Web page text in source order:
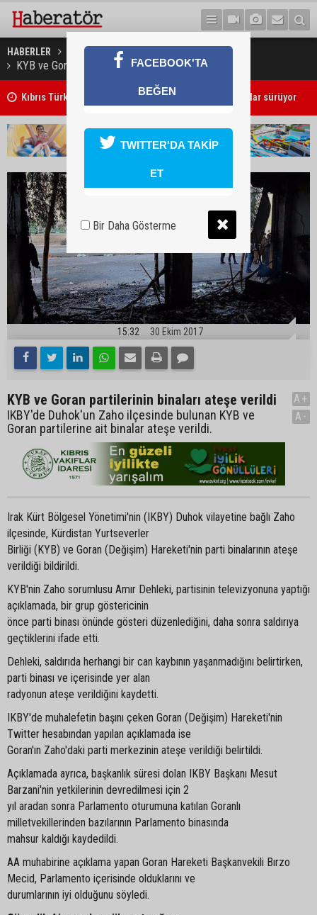
HABERLER DÜNYA
KYB ve Goran partilerinin binaları ateşe verildi
Girne'deki cinayet zanlısı polis tarafından yakalandı
15:32 30 Ekim 2017
KYB ve Goran partilerinin binaları ateşe verildi
IKBY'de Duhok'un Zaho ilçesinde bulunan KYB ve
Goran partilerine ait binalar ateşe verildi.
A+
A-
Irak Kürt Bölgesel Yönetimi'nin (IKBY) Duhok vilayetine bağlı Zaho
ilçesinde, Kürdistan Yurtseverler
Birliği (KYB) ve Goran (Değişim) Hareketi'nin parti binalarının ateşe
verildiği bildirildi.
KYB'nin Zaho sorumlusu Amır Dehleki, partisinin televizyonuna yaptığı
açıklamada, bir grup göstericinin
önce parti binası önünde gösteri düzenlediğini, daha sonra saldırıya
geçtiklerini ifade etti.
Dehleki, saldırıda herhangi bir can kaybının yaşanmadığını belirtirken,
parti binası ve içerisinde yer alan
radyonun ateşe verildiğini kaydetti.
IKBY'de muhalefetin başını çeken Goran (Değişim) Hareketi'nin
Twitter hesabından yapılan açıklamada ise
Goran'ın Zaho'daki parti merkezinin ateşe verildiği belirtildi.
Açıklamada ayrıca, başkanlık süresi dolan IKBY Başkanı Mesut
Barzani'nin yetkilerinin devredilmesi için 2
yıl aradan sonra Parlamento oturumuna katılan Goranlı
milletvekillerinden bazılarının Parlamento binasında
mahsur kaldığı kaydedildi.
AA muhabirine açıklama yapan Goran Hareketi Başkanvekili Bırzo
Mecid, Parlamento içerisinde olduklarını ve
durumlarının iyi olduğunu söyledi.
FACEBOOK'TA
BEĞEN
TWITTER'DA TAKİP
ET
Bir Daha Gösterme